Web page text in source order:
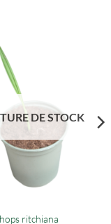
DE STOCK
ritchiana